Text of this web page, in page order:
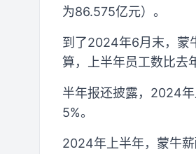
为86.575亿元）。
到了2024年6月末，蒙
算，上半年员工数比去
半年报还披露，2024
5%。
2024年上半年，蒙牛